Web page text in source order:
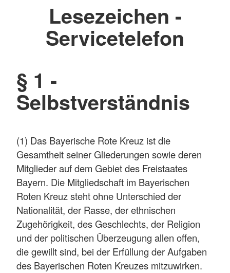
Lesezeichen -
Servicetelefon
§ 1 -
Selbstverständnis
(1) Das Bayerische Rote Kreuz ist die
Gesamtheit seiner Gliederungen sowie deren
Mitglieder auf dem Gebiet des Freistaates
Bayern. Die Mitgliedschaft im Bayerischen
Roten Kreuz steht ohne Unterschied der
Nationalität, der Rasse, der ethnischen
Zugehörigkeit, des Geschlechts, der Religion
und der politischen Überzeugung allen offen,
die gewillt sind, bei der Erfüllung der Aufgaben
des Bayerischen Roten Kreuzes mitzuwirken.